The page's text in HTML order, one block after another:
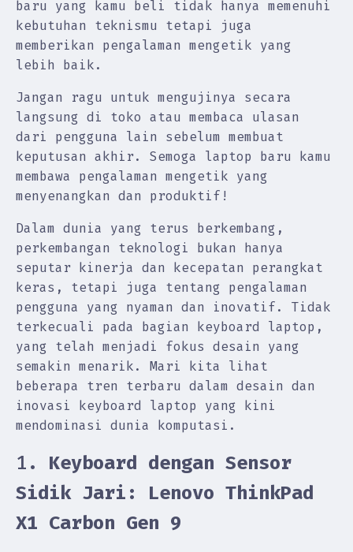
baru yang kamu beli tidak hanya memenuhi
kebutuhan teknismu tetapi juga
memberikan pengalaman mengetik yang
lebih baik.
Jangan ragu untuk mengujinya secara
langsung di toko atau membaca ulasan
dari pengguna lain sebelum membuat
keputusan akhir. Semoga laptop baru kamu
membawa pengalaman mengetik yang
menyenangkan dan produktif!
Dalam dunia yang terus berkembang,
perkembangan teknologi bukan hanya
seputar kinerja dan kecepatan perangkat
keras, tetapi juga tentang pengalaman
pengguna yang nyaman dan inovatif. Tidak
terkecuali pada bagian keyboard laptop,
yang telah menjadi fokus desain yang
semakin menarik. Mari kita lihat
beberapa tren terbaru dalam desain dan
inovasi keyboard laptop yang kini
mendominasi dunia komputasi.
1. Keyboard dengan Sensor
Sidik Jari: Lenovo ThinkPad
X1 Carbon Gen 9